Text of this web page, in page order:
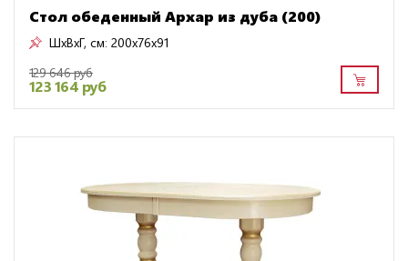
Стол обеденный Архар из дуба (200)
ШxВxГ, см: 200x76x91
129 646 руб
123 164 руб